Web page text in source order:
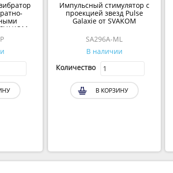
Импульсный стимулятор с
проекцией звезд Pulse
Galaxie от SVAKOM
SA296A-ML
В наличии
Количество
В КОРЗИНУ